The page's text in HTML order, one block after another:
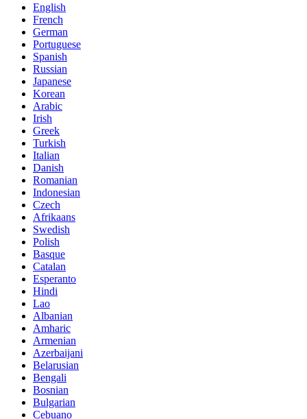
English
French
German
Portuguese
Spanish
Russian
Japanese
Korean
Arabic
Irish
Greek
Turkish
Italian
Danish
Romanian
Indonesian
Czech
Afrikaans
Swedish
Polish
Basque
Catalan
Esperanto
Hindi
Lao
Albanian
Amharic
Armenian
Azerbaijani
Belarusian
Bengali
Bosnian
Bulgarian
Cebuano